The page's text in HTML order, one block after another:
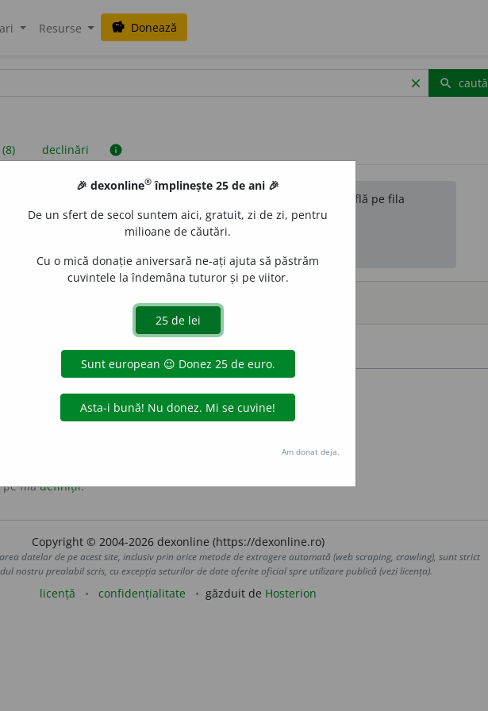
Resurse savings Donează
clear search caută
declinări info
sunt compilate de echipa dexonline. Definițiile originale se află pe fila
reordona filele pe pagina depreferințe.
surse
adjectiv
pe filadefiniții.
Copyright © 2004-2026 dexonline (https://dexonline.ro)
datelor de pe acest site, inclusiv prin orice metode de extragere automată (web scraping, crawling), sunt strict
nostru prealabil scris, cu excepția seturilor de date oferite oficial spre utilizare publică (vezi licența).
licență confidențialitate găzduit de Hosterion
🎉 dexonline® împlinește 25 de ani 🎉
De un sfert de secol suntem aici, gratuit, zi de zi, pentru
milioane de căutări.
Cu o mică donație aniversară ne-ați ajuta să păstrăm
cuvintele la îndemâna tuturor și pe viitor.
Am donat deja.